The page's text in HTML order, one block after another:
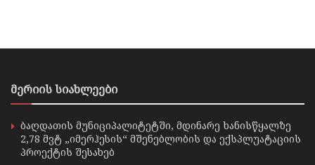
მერიის სიახლეები
ბაღდათის მუნიციპალიტეტში, მდინარე ხანისწყალზე
2,78 მვტ „იმერჰესის“ მშენებლობის და ექსპლუატაციის
პროექტის შესახებ